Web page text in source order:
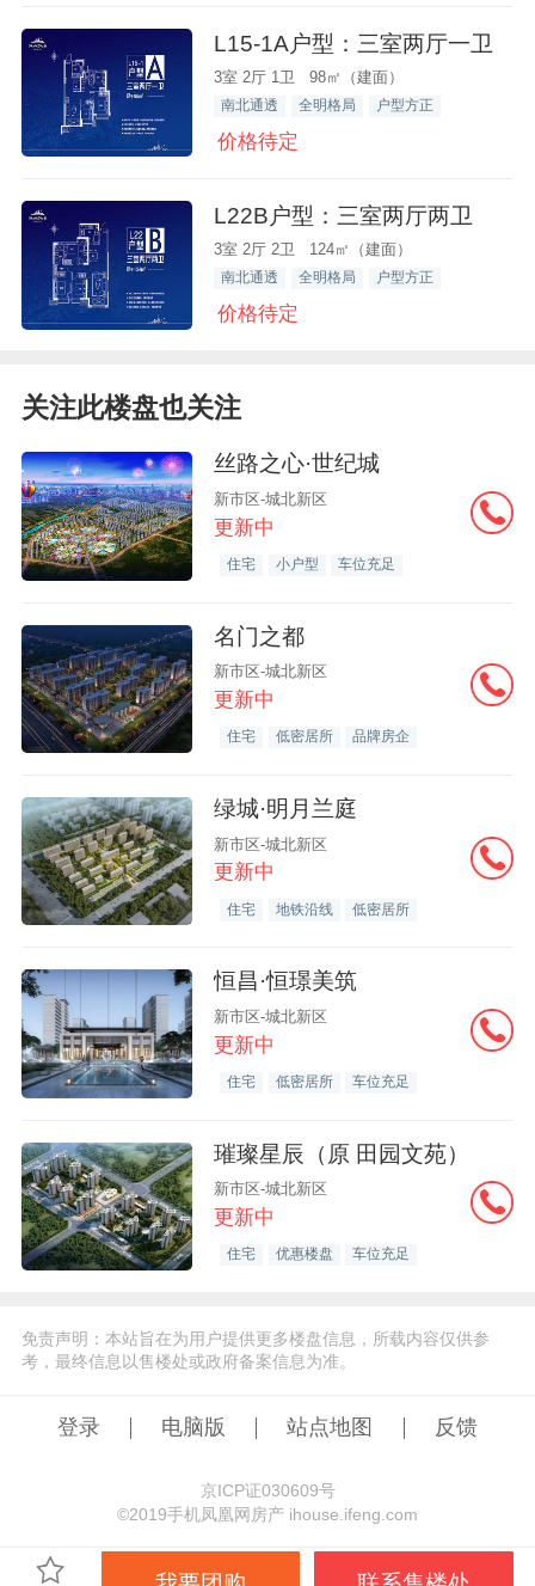
L15-1A户型：三室两厅一卫
3室 2厅 1卫 98㎡（建面）
南北通透 全明格局 户型方正
价格待定
L22B户型：三室两厅两卫
3室 2厅 2卫 124㎡（建面）
南北通透 全明格局 户型方正
价格待定
关注此楼盘也关注
丝路之心·世纪城
新市区-城北新区
更新中
住宅 小户型 车位充足
名门之都
新市区-城北新区
更新中
住宅 低密居所 品牌房企
绿城·明月兰庭
新市区-城北新区
更新中
住宅 地铁沿线 低密居所
恒昌·恒璟美筑
新市区-城北新区
更新中
住宅 低密居所 车位充足
璀璨星辰（原 田园文苑）
新市区-城北新区
更新中
住宅 优惠楼盘 车位充足
免责声明：本站旨在为用户提供更多楼盘信息，所载内容仅供参
考，最终信息以售楼处或政府备案信息为准。
登录 电脑版 站点地图 反馈
京ICP证030609号
©️2019手机凤凰网房产 ihouse.ifeng.com